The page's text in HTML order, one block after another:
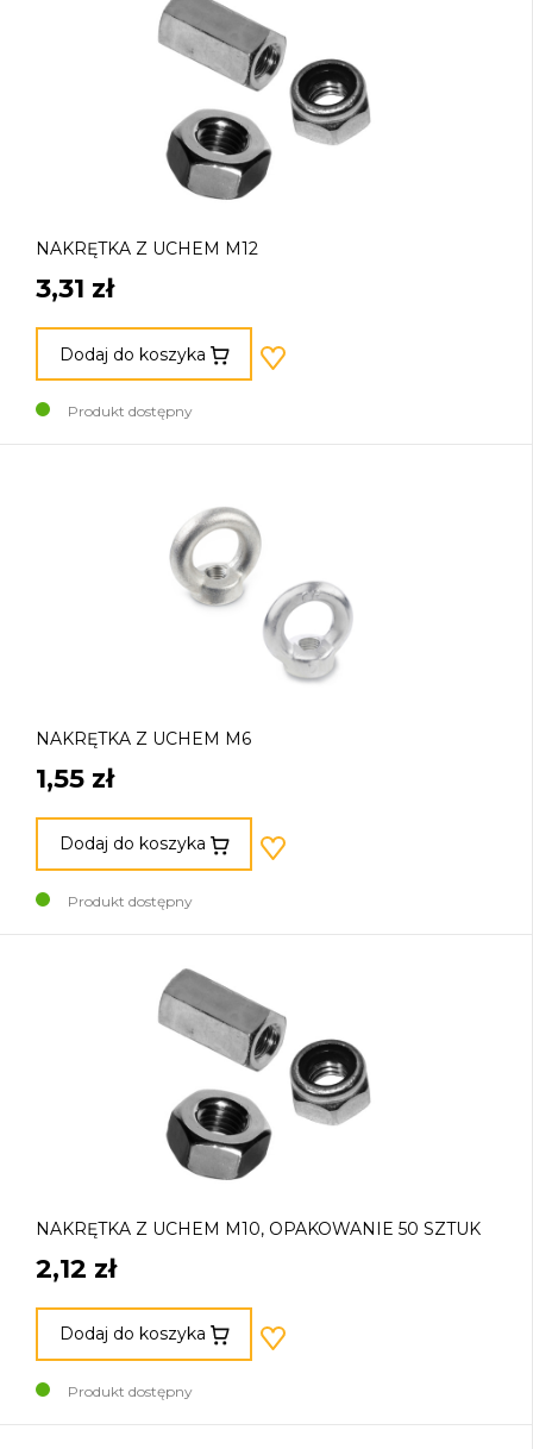
NAKRĘTKA Z UCHEM M12
3,31 zł
Dodaj do koszyka
Produkt dostępny
NAKRĘTKA Z UCHEM M6
1,55 zł
Dodaj do koszyka
Produkt dostępny
NAKRĘTKA Z UCHEM M10, OPAKOWANIE 50 SZTUK
2,12 zł
Dodaj do koszyka
Produkt dostępny